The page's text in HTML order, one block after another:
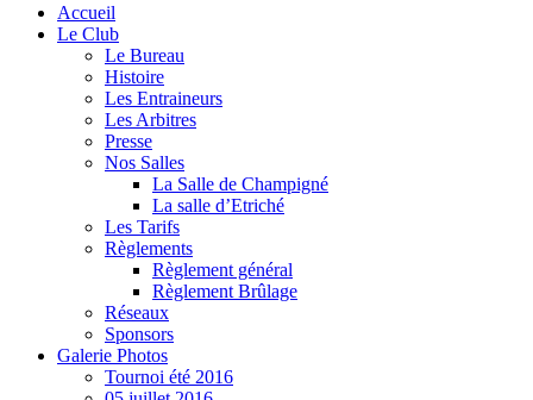
Accueil
Le Club
Le Bureau
Histoire
Les Entraineurs
Les Arbitres
Presse
Nos Salles
La Salle de Champigné
La salle d’Etriché
Les Tarifs
Règlements
Règlement général
Règlement Brûlage
Réseaux
Sponsors
Galerie Photos
Tournoi été 2016